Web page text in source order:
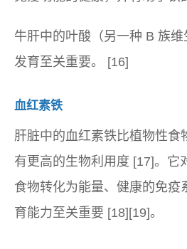
牛肝中的叶酸（另一种 B 族
发育至关重要。 [16]
血红素铁
肝脏中的血红素铁比植物性食
有更高的生物利用度 [17]。它
食物转化为能量、健康的免疫
育能力至关重要 [18][19]。